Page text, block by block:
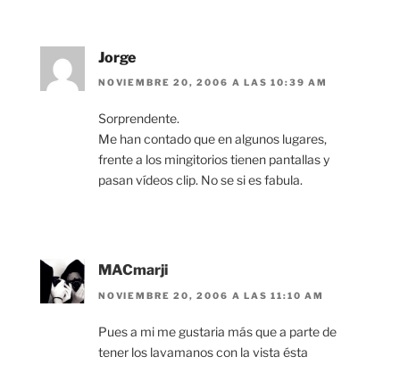
Jorge
NOVIEMBRE 20, 2006 A LAS 10:39 AM
Sorprendente.
Me han contado que en algunos lugares,
frente a los mingitorios tienen pantallas y
pasan vídeos clip. No se si es fabula.
MACmarji
NOVIEMBRE 20, 2006 A LAS 11:10 AM
Pues a mi me gustaria más que a parte de
tener los lavamanos con la vista ésta